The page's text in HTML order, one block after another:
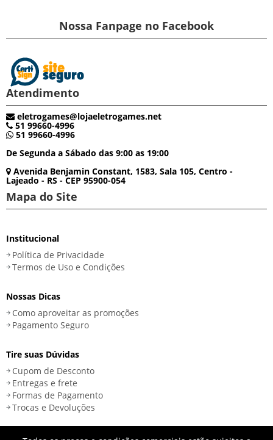
Nossa Fanpage no Facebook
Atendimento
eletrogames@lojaeletrogames.net
51 99660-4996
51 99660-4996
De Segunda a Sábado das 9:00 as 19:00
Avenida Benjamin Constant, 1583, Sala 105, Centro -
Lajeado - RS - CEP 95900-054
Mapa do Site
Institucional
Política de Privacidade
Termos de Uso e Condições
Nossas Dicas
Como aproveitar as promoções
Pagamento Seguro
Tire suas Dúvidas
Cupom de Desconto
Entregas e frete
Formas de Pagamento
Trocas e Devoluções